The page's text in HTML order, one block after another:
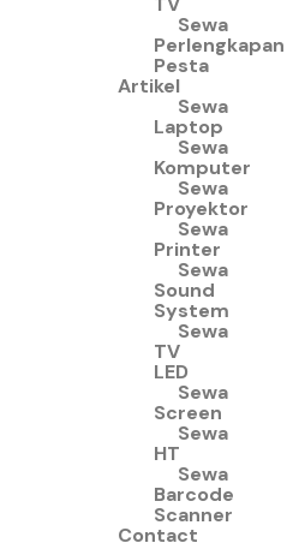
Sewa
Perlengkapan
Pesta
Artikel
Sewa
Laptop
Sewa
Komputer
Sewa
Proyektor
Sewa
Printer
Sewa
Sound
System
Sewa
TV
LED
Sewa
Screen
Sewa
HT
Sewa
Barcode
Scanner
Contact